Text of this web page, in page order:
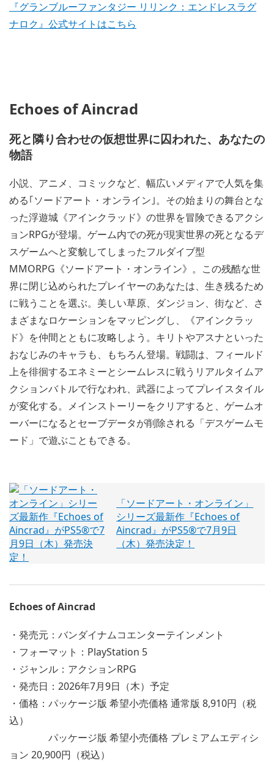
『グランブルーファンタジー リリンク：エンドレスラグ
ナロク』公式サイトはこちら
Echoes of Aincrad
死と隣り合わせの仮想世界に囚われた、あなたの
物語
小説、アニメ、コミックなど、幅広いメディアで人気を集
める｢ソードアート・オンライン｣。その始まりの舞台とな
った浮遊城《アインクラッド》の世界を冒険できるアクシ
ョンRPGが登場。ゲーム内での死が現実世界の死となるデ
スゲームへと変貌してしまったフルダイブ型
MMORPG《ソードアート・オンライン》。この残酷な世
界に閉じ込められたプレイヤーのあなたは、生き残るため
に戦うことを選ぶ。美しい草原、ダンジョン、街など、さ
まざまなロケーションをマッピングし、《アインクラッ
ド》を仲間とともに攻略しよう。キリトやアスナといった
おなじみのキャラも、もちろん登場。戦闘は、フィールド
上を徘徊するエネミーとシームレスに戦うリアルタイムア
クションバトルで行なわれ、武器によってプレイスタイル
が変化する。メインストーリーをクリアすると、ゲームオ
ーバーになるとセーブデータが削除される「デスゲームモ
ード」で遊ぶこともできる。
「ソードアート・オンライン」
シリーズ最新作『Echoes of
Aincrad』がPS5®で7月9日
（木）発売決定！
Echoes of Aincrad
・発売元：バンダイナムコエンターテインメント
・フォーマット：PlayStation 5
・ジャンル：アクションRPG
・発売日：2026年7月9日（木）予定
・価格：パッケージ版 希望小売価格 通常版 8,910円（税
込）
パッケージ版 希望小売価格 プレミアムエディシ
ョン 20,900円（税込）